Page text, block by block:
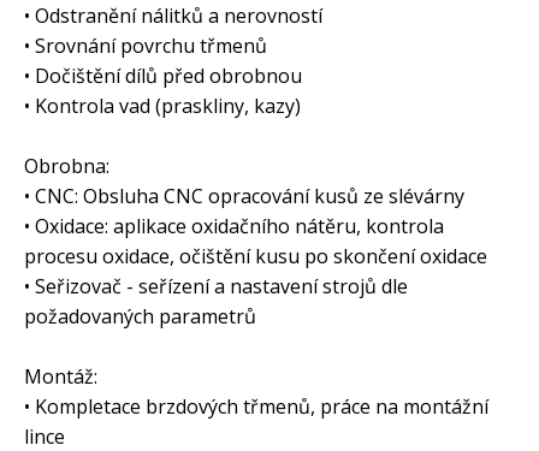
• Odstranění nálitků a nerovností
• Srovnání povrchu třmenů
• Dočištění dílů před obrobnou
• Kontrola vad (praskliny, kazy)
Obrobna:
• CNC: Obsluha CNC opracování kusů ze slévárny
• Oxidace: aplikace oxidačního nátěru, kontrola
procesu oxidace, očištění kusu po skončení oxidace
• Seřizovač - seřízení a nastavení strojů dle
požadovaných parametrů
Montáž:
• Kompletace brzdových třmenů, práce na montážní
lince